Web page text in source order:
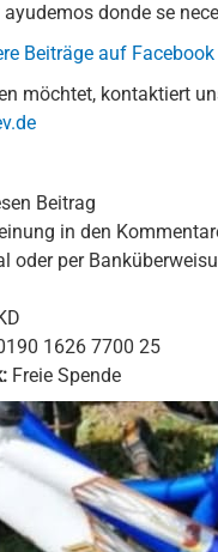
donde se
Beiträge auf Facebook
möchtet, kontaktiert
Beitrag
in den
oder per
1626 7700 25
Freie Spende